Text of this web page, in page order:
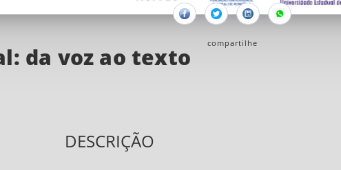
FacebookTwitterLinkedinWhatsapp
compartilhe
da voz ao texto
DESCRIÇÃO